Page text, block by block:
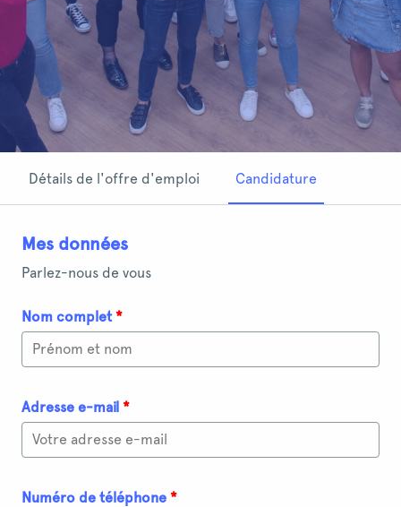
Détails de l'offre d'emploi Candidature
Mes données
Parlez-nous de vous
Nom complet *
Adresse e-mail *
Numéro de téléphone *